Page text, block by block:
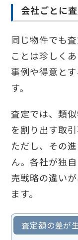
会社ごとに
同じ物件でも
ことは珍しく
事例や得意と
す。
査定では、類
を割り出す取
ただし、その
ん。各社が独
売戦略の違い
ます。
査定額の差が